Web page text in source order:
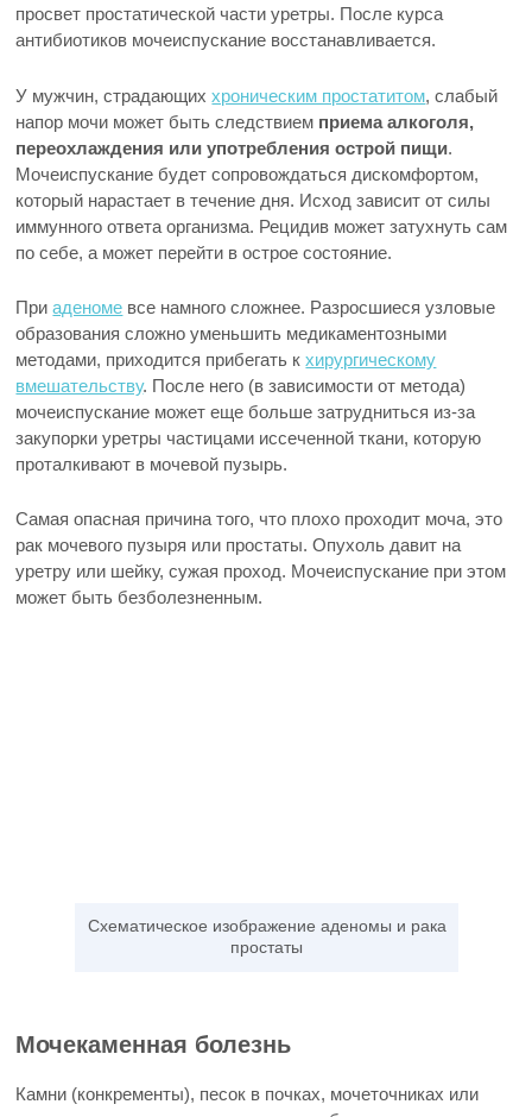
просвет простатической части уретры. После курса
антибиотиков мочеиспускание восстанавливается.
У мужчин, страдающиххроническим простатитом, слабый
напор мочи может быть следствием приема алкоголя,
переохлаждения или употребления острой пищи.
Мочеиспускание будет сопровождаться дискомфортом,
который нарастает в течение дня. Исход зависит от силы
иммунного ответа организма. Рецидив может затухнуть сам
по себе, а может перейти в острое состояние.
Приаденоме все намного сложнее. Разросшиеся узловые
образования сложно уменьшить медикаментозными
методами, приходится прибегать кхирургическому
вмешательству. После него (в зависимости от метода)
мочеиспускание может еще больше затрудниться из-за
закупорки уретры частицами иссеченной ткани, которую
проталкивают в мочевой пузырь.
Самая опасная причина того, что плохо проходит моча, это
рак мочевого пузыря или простаты. Опухоль давит на
уретру или шейку, сужая проход. Мочеиспускание при этом
может быть безболезненным.
Схематическое изображение аденомы и рака
простаты
Мочекаменная болезнь
Камни (конкременты), песок в почках, мочеточниках или